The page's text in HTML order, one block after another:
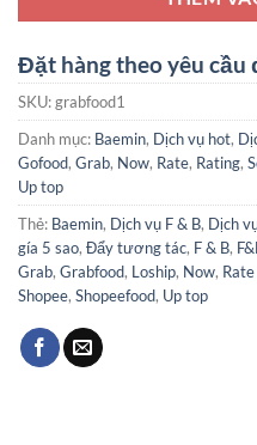
Đặt hàng theo yêu cầu
SKU:grabfood1
Danh mục: Baemin, Dịch vụ hot,
Gofood, Grab, Now, Rate, Rating,
Up top
Thẻ: Baemin, Dịch vụ F & B, Dịch
gía 5 sao, Đẩy tương tác, F & B,
Grab, Grabfood, Loship, Now,
Shopee, Shopeefood, Up top